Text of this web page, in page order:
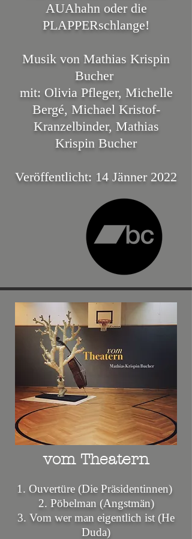
AUAhahn oder die
PLAPPERschlange!
Musik von Mathias Krispin
Bucher
mit: Olivia Pfleger, Michelle
Bergé, Michael Kristof-
Kranzelbinder, Mathias
Krispin Bucher
Veröffentlicht: 14 Jänner 2022
vom Theatern
1. Ouvertüre (Die Präsidentinnen)
2. Pöbelman (Angstmän)
3. Vom wer man eigentlich ist (He
Duda)